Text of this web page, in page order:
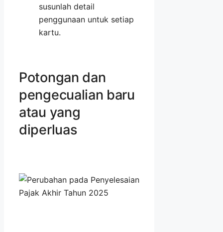
susunlah detail
penggunaan untuk setiap
kartu.
Potongan dan
pengecualian baru
atau yang
diperluas